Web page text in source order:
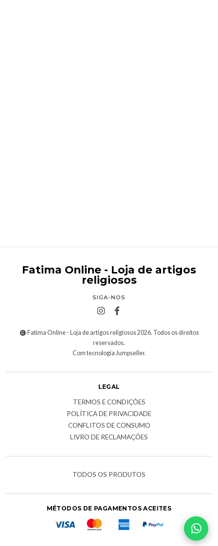
Fatima Online - Loja de artigos
religiosos
SIGA-NOS
Fatima Online - Loja de artigos religiosos 2026. Todos os direitos
reservados.
Com tecnologia Jumpseller.
LEGAL
TERMOS E CONDIÇÕES
POLÍTICA DE PRIVACIDADE
CONFLITOS DE CONSUMO
LIVRO DE RECLAMAÇÕES
TODOS OS PRODUTOS
MÉTODOS DE PAGAMENTOS ACEITES